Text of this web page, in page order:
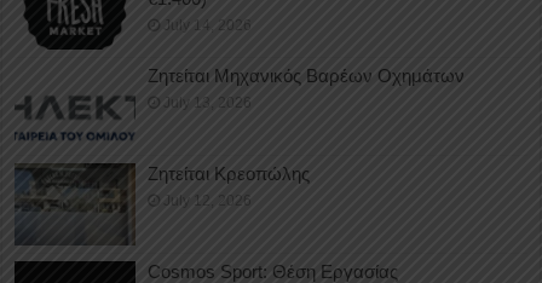
July 14, 2026
Ζητείται Μηχανικός Βαρέων Οχημάτων
July 13, 2026
Ζητείται Κρεοπώλης
July 12, 2026
Cosmos Sport: Θέση Εργασίας